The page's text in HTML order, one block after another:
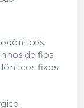
de fios.
fixos.